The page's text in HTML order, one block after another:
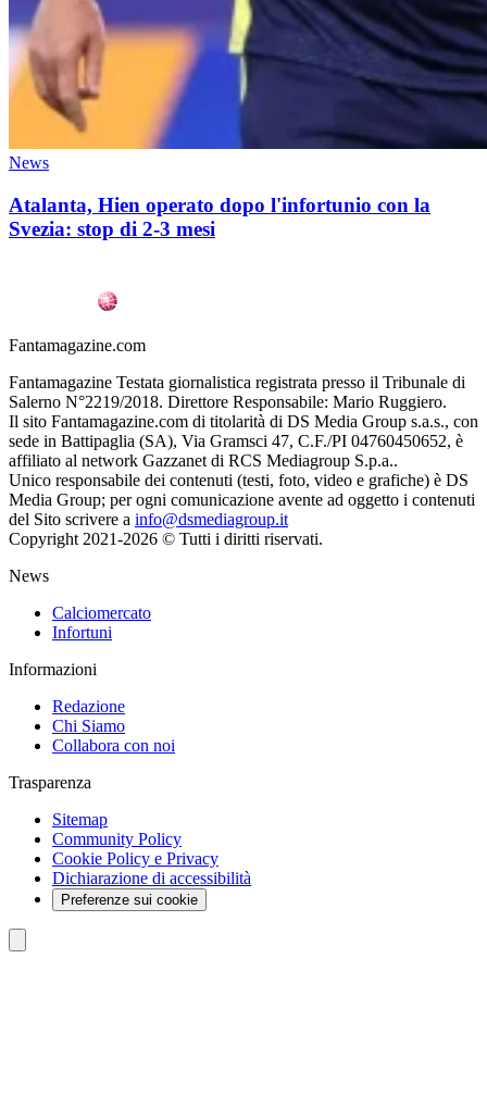
News
Atalanta, Hien operato dopo l'infortunio con la
Svezia: stop di 2-3 mesi
Fantamagazine.com
Fantamagazine Testata giornalistica registrata presso il Tribunale di
Salerno N°2219/2018. Direttore Responsabile: Mario Ruggiero.
Il sito Fantamagazine.com di titolarità di DS Media Group s.a.s., con
sede in Battipaglia (SA), Via Gramsci 47, C.F./PI 04760450652, è
affiliato al network Gazzanet di RCS Mediagroup S.p.a..
Unico responsabile dei contenuti (testi, foto, video e grafiche) è DS
Media Group; per ogni comunicazione avente ad oggetto i contenuti
del Sito scrivere a info@dsmediagroup.it
Copyright 2021-2026 © Tutti i diritti riservati.
News
Calciomercato
Infortuni
Informazioni
Redazione
Chi Siamo
Collabora con noi
Trasparenza
Sitemap
Community Policy
Cookie Policy e Privacy
Dichiarazione di accessibilità
Preferenze sui cookie